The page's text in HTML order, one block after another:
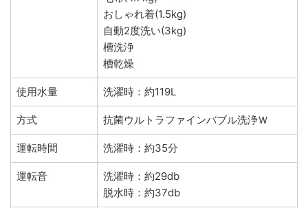
おしゃれ着(1.5kg)
自動2度洗い(3kg)
槽洗浄
槽乾燥
使用水量 洗濯時：約119L
方式 抗菌ウルトラファインバブル洗浄Ｗ
運転時間 洗濯時：約35分
運転音
洗濯時：約29db
脱水時：約37db